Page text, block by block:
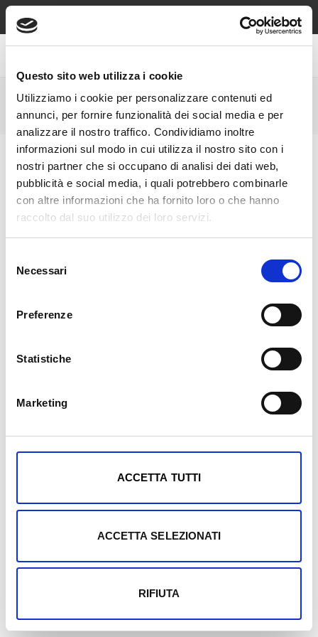
Questo sito web utilizza i cookie
Utilizziamo i cookie per personalizzare contenuti ed
annunci, per fornire funzionalità dei social media e per
analizzare il nostro traffico. Condividiamo inoltre
informazioni sul modo in cui utilizza il nostro sito con i
nostri partner che si occupano di analisi dei dati web,
pubblicità e social media, i quali potrebbero combinarle
con altre informazioni che ha fornito loro o che hanno
raccolto dal suo utilizzo dei loro servizi.
delNecessari
Preferenze
Statistiche
Marketing
ACCETTA TUTTI
ACCETTA SELEZIONATI
RIFIUTA
Spedizione sempre gratuita sopra €49, contrassegno e reso
18 KT GOLD CUFFLINKS